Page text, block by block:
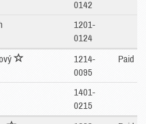
0142
1201-
0124
1214-
0095
Paid
1401-
0215